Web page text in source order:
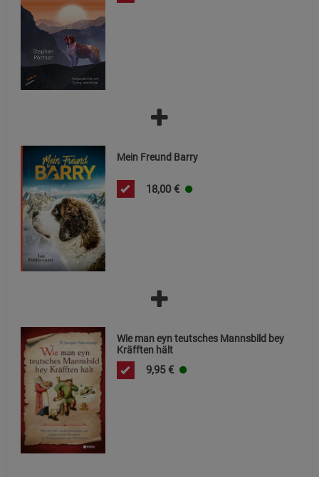
Mein Freund Barry
18,00 €
Wie man eyn teutsches Mannsbild bey
Kräfften hält
9,95 €
Marketing Cookies (3)
Beschreibung Marketing Cookies